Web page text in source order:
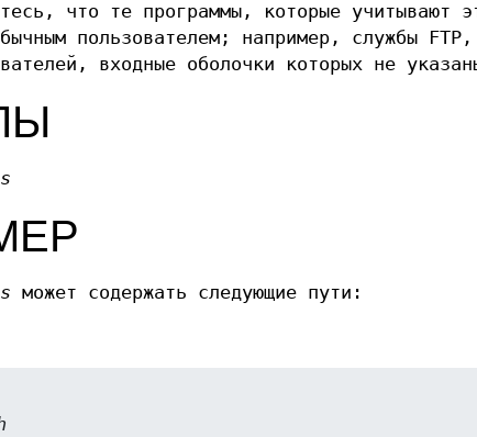
что те программы, которые учитывают
пользователем; например, службы
входные оболочки которых не
может содержать следующие пути: